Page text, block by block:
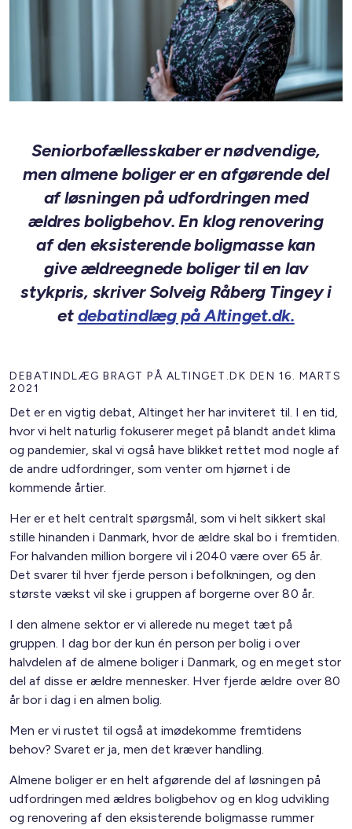
Seniorbofællesskaber er nødvendige,
men almene boliger er en afgørende del
af løsningen på udfordringen med
ældres boligbehov.En klog renovering
af den eksisterende boligmasse kan
give ældreegnede boliger til en lav
stykpris, skriver Solveig Råberg Tingey i
etdebatindlæg på Altinget.dk.
DEBATINDLÆG BRAGT PÅ ALTINGET.DK DEN 16. MARTS
2021
Det er en vigtig debat, Altinget her har inviteret til. I en tid,
hvor vi helt naturlig fokuserer meget på blandt andet klima
og pandemier, skal vi også have blikket rettet mod nogle af
de andre udfordringer, som venter om hjørnet i de
kommende årtier.
Her er et helt centralt spørgsmål, som vi helt sikkert skal
stille hinanden i Danmark, hvor de ældre skal bo i fremtiden.
For halvanden million borgere vil i 2040 være over 65 år.
Det svarer til hver fjerde person i befolkningen, og den
største vækst vil ske i gruppen af borgerne over 80 år.
I den almene sektor er vi allerede nu meget tæt på
gruppen. I dag bor der kun én person per bolig i over
halvdelen af de almene boliger i Danmark, og en meget stor
del af disse er ældre mennesker. Hver fjerde ældre over 80
år bor i dag i en almen bolig.
Men er vi rustet til også at imødekomme fremtidens
behov? Svaret er ja, men det kræver handling.
Almene boliger er en helt afgørende del af løsningen på
udfordringen med ældres boligbehov og en klog udvikling
og renovering af den eksisterende boligmasse rummer